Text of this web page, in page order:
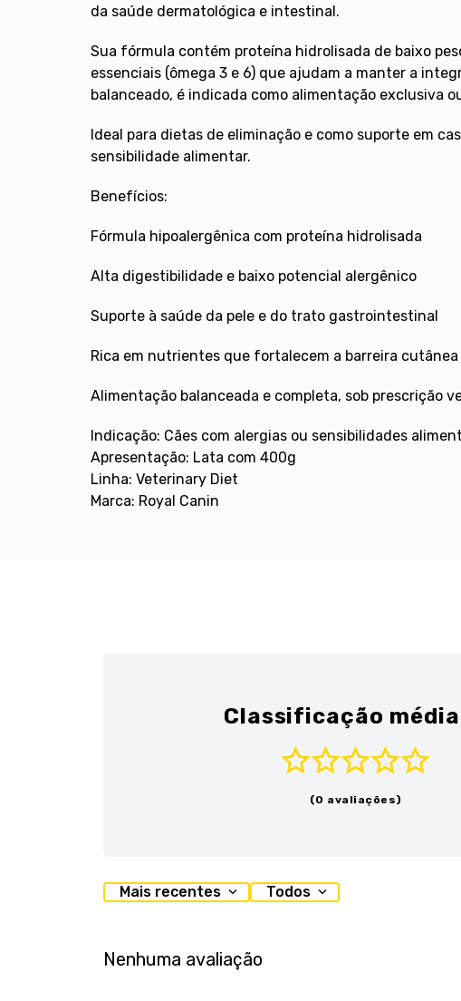
da saúde dermatológica e intestinal.
Sua fórmula contém proteína hidrolisada de baixo
essenciais (ômega 3 e 6) que ajudam a manter a
balanceado, é indicada como alimentação exclusiva
Ideal para dietas de eliminação e como suporte em
sensibilidade alimentar.
Benefícios:
Fórmula hipoalergênica com proteína hidrolisada
Alta digestibilidade e baixo potencial alergênico
Suporte à saúde da pele e do trato gastrointestinal
Rica em nutrientes que fortalecem a barreira cutânea
Alimentação balanceada e completa, sob prescrição
Indicação: Cães com alergias ou sensibilidades
Apresentação: Lata com 400g
Linha: Veterinary Diet
Marca: Royal Canin
Classificação
(0 avaliações)
Mais recentes Todos
Nenhuma avaliação